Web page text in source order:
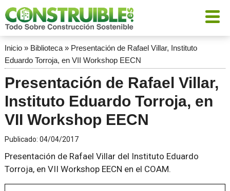
Inicio» Biblioteca» Presentación de Rafael Villar, Instituto
Eduardo Torroja, en VII Workshop EECN
Presentación de Rafael Villar,
Instituto Eduardo Torroja, en
VII Workshop EECN
Publicado: 04/04/2017
Presentación de Rafael Villar del Instituto Eduardo
Torroja, en VII Workshop EECN en el COAM.